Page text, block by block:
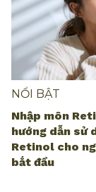
NỔI BẬT
Nhập môn
hướng dẫn sử
Retinol cho
bắt đầu